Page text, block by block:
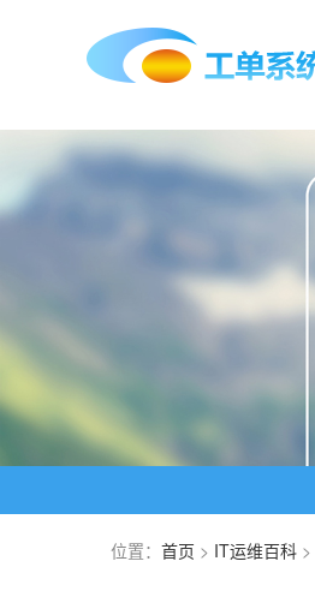
位置： 首页 > IT运维百科 >